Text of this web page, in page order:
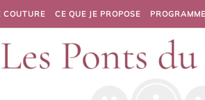
COUTURE CE QUE JE PROPOSE